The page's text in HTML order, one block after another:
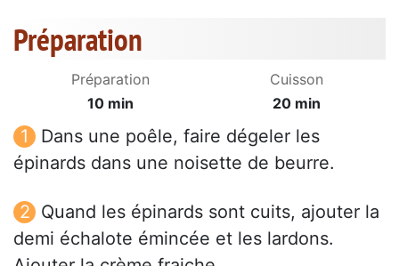
Préparation
Préparation
10 min
Cuisson
20 min
Dans une poêle, faire dégeler les
épinards dans une noisette de beurre.
Quand les épinards sont cuits, ajouter la
demi échalote émincée et les lardons.